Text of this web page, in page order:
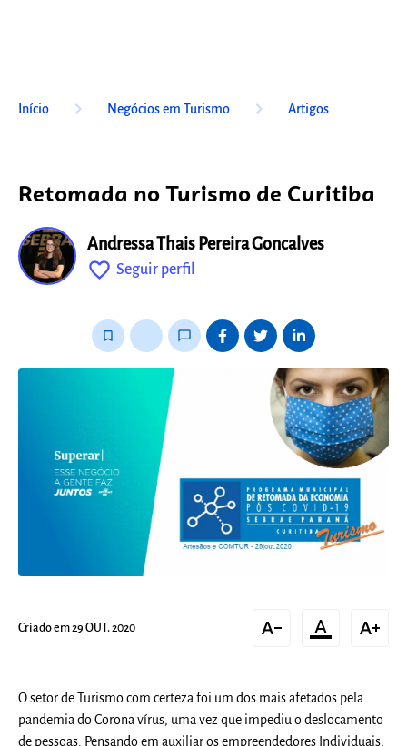
Início keyboard_arrow_right Negócios em Turismo keyboard_arrow_right Artigos
Retomada no Turismo de Curitiba
Andressa Thais Pereira Goncalves
favorite_outline Seguir perfil
bookmark_border chat_bubble_outline
Criado em 29 OUT. 2020 text_decrease format_color_text text_increase
O setor de Turismo com certeza foi um dos mais afetados pela
pandemia do Corona vírus, uma vez que impediu o deslocamento
de pessoas. Pensando em auxiliar os empreendedores Individuais,